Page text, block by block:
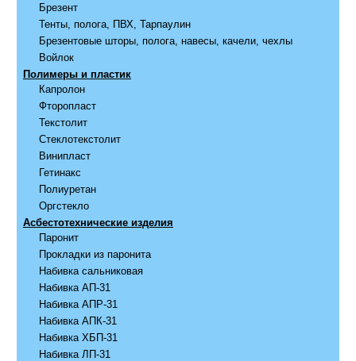
Брезент
Тенты, полога, ПВХ, Тарпаулин
Брезентовые шторы, полога, навесы, качели, чехлы
Войлок
Полимеры и пластик
Капролон
Фторопласт
Текстолит
Стеклотекстолит
Винипласт
Гетинакс
Полиуретан
Оргстекло
Асбестотехнические изделия
Паронит
Прокладки из паронита
Набивка сальниковая
Набивка АП-31
Набивка АПР-31
Набивка АПК-31
Набивка ХБП-31
Набивка ЛП-31